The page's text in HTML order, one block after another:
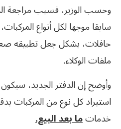
وحسب الوزير، فسبب مراجعة
سابقا موجها لكل أنواع
حافلات، بشكل جعل تطبيقه
ملفات الوكلاء.
وأوضح إن الدفتر الجديد،
استيراد كل نوع من المركبات
خدماتما بعد البيع.